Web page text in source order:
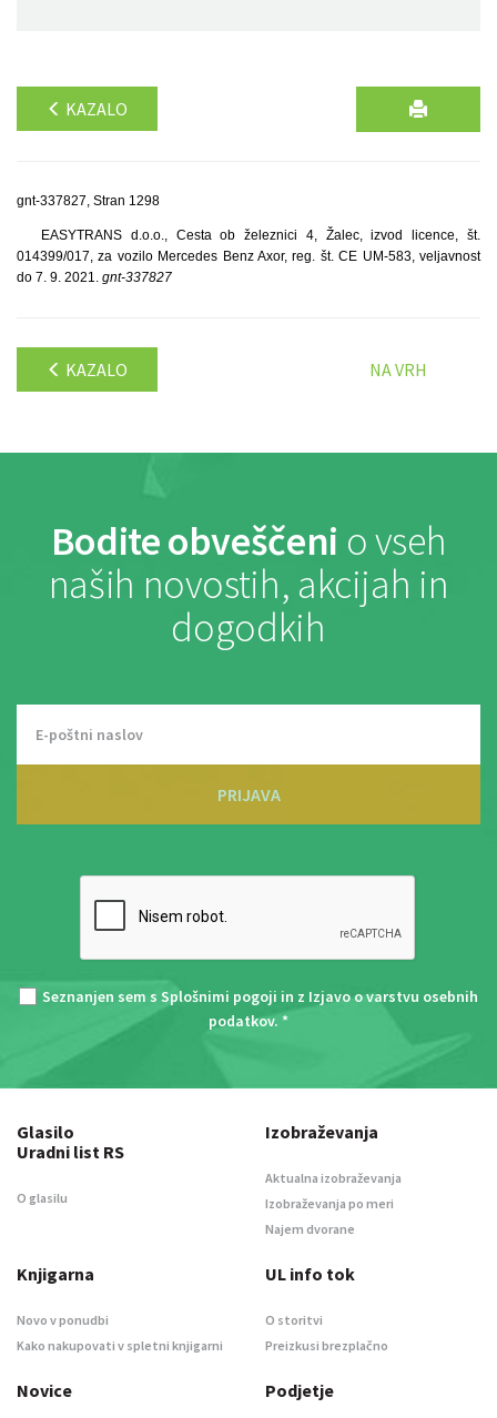
KAZALO
gnt-337827, Stran 1298
EASYTRANS d.o.o., Cesta ob železnici 4, Žalec, izvod licence, št.
014399/017, za vozilo Mercedes Benz Axor, reg. št. CE UM-583, veljavnost
do 7. 9. 2021. gnt-337827
KAZALO NA VRH
Bodite obveščeni o vseh
naših novostih, akcijah in
dogodkih
PRIJAVA
Seznanjen sem s Splošnimi pogoji in z Izjavo o varstvu osebnih
podatkov. *
Glasilo
Uradni list RS
O glasilu
Izobraževanja
Aktualna izobraževanja
Izobraževanja po meri
Najem dvorane
Knjigarna
Novo v ponudbi
Kako nakupovati v spletni knjigarni
UL info tok
O storitvi
Preizkusi brezplačno
Novice Podjetje